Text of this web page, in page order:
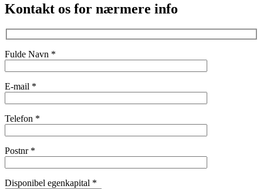
Kontakt os for nærmere info
Fulde Navn *
E-mail *
Telefon *
Postnr *
Disponibel egenkapital *